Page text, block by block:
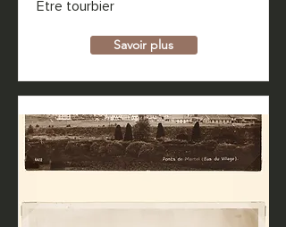
Etre tourbier
Savoir plus